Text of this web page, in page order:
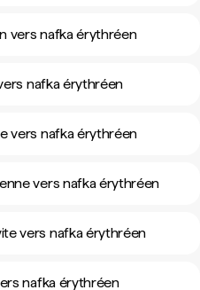
vers nafka érythréen
nafka érythréen
vers nafka érythréen
vers nafka érythréen
vers nafka érythréen
nafka érythréen